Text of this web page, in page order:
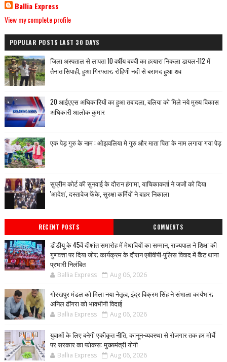
Ballia Express
View my complete profile
POPULAR POSTS LAST 30 DAYS
जिला अस्पताल से लापता 10 वर्षीय बच्ची का हत्यारा निकला डायल-112 में
तैनात सिपाही, हुआ गिरफ्तार; रोहिणी नदी से बरामद हुआ शव
20 आईएएस अधिकारियों का हुआ तबादला, बलिया को मिले नये मुख्य विकास
अधिकारी आलोक कुमार
एक पेड़ गुरु के नाम : ओझवलिया मे गुरु और माता पिता के नाम लगाया गया पेड़
सुप्रीम कोर्ट की सुनवाई के दौरान हंगामा, याचिकाकर्ता ने जजों को दिया
'आदेश', दस्तावेज फेंके, सुरक्षा कर्मियों ने बाहर निकाला
RECENT POSTS COMMENTS
डीडीयू के 45वें दीक्षांत समारोह में मेधावियों का सम्मान, राज्यपाल ने शिक्षा की
गुणवत्ता पर दिया जोर; कार्यक्रम के दौरान एबीवीपी-पुलिस विवाद में कैंट थाना
प्रभारी निलंबित
Ballia Express Aug 06, 2026
गोरखपुर मंडल को मिला नया नेतृत्व, इंद्र विक्रम सिंह ने संभाला कार्यभार;
अनिल ढींगरा को भावभीनी विदाई
Ballia Express Aug 06, 2026
युवाओं के लिए बनेगी एकीकृत नीति, कानून-व्यवस्था से रोजगार तक हर मोर्चे
पर सरकार का फोकस: मुख्यमंत्री योगी
Ballia Express Aug 06, 2026